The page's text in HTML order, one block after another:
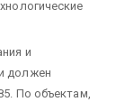
и
должен
По объектам,